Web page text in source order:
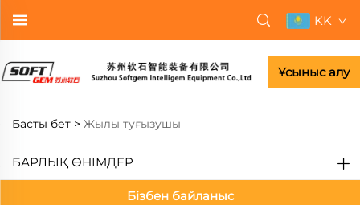
KK
Ұсыныс алу
Басты бет > Жылы туғызушы
БАРЛЫҚ ӨНІМДЕР
Бізбен байланыс